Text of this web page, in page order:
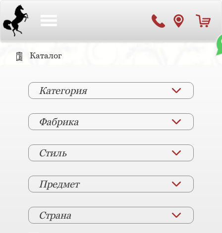
Каталог
Категория
Фабрика
Стиль
Предмет
Страна